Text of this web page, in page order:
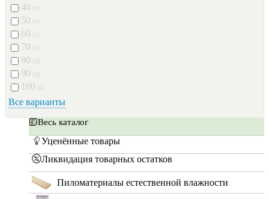
40 (1)
50 (1)
60 (1)
70 (2)
80 (2)
90 (2)
100 (2)
Все варианты
Весь каталог
Уценённые товары
Ликвидация товарных остатков
Пиломатериалы естественной влажности